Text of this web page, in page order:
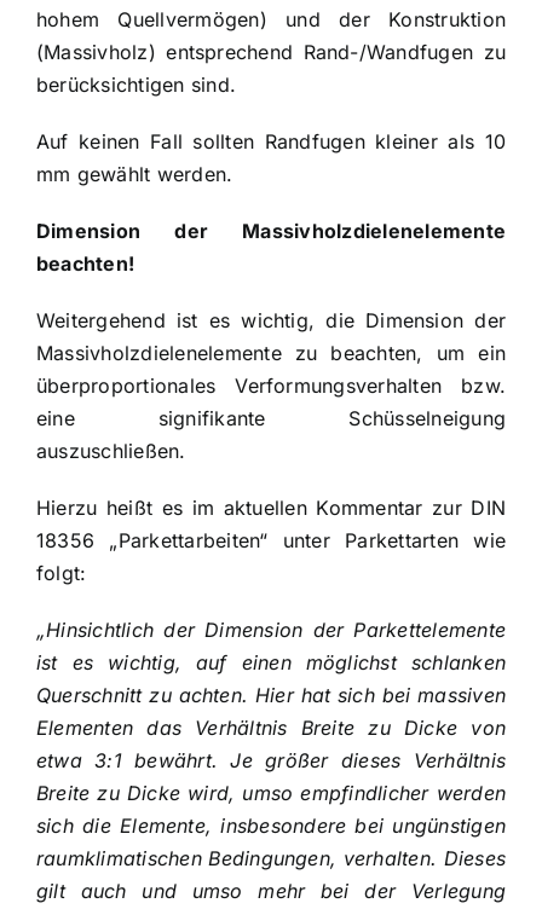
hohem Quellvermögen) und der Konstruktion
(Massivholz) entsprechend Rand-/Wandfugen zu
berücksichtigen sind.
Auf keinen Fall sollten Randfugen kleiner als 10
mm gewählt werden.
Dimension der Massivholzdielenelemente
beachten!
Weitergehend ist es wichtig, die Dimension der
Massivholzdielenelemente zu beachten, um ein
überproportionales Verformungsverhalten bzw.
eine signifikante Schüsselneigung
auszuschließen.
Hierzu heißt es im aktuellen Kommentar zur DIN
18356 „Parkettarbeiten“ unter Parkettarten wie
folgt:
„Hinsichtlich der Dimension der Parkettelemente
ist es wichtig, auf einen möglichst schlanken
Querschnitt zu achten. Hier hat sich bei massiven
Elementen das Verhältnis Breite zu Dicke von
etwa 3:1 bewährt. Je größer dieses Verhältnis
Breite zu Dicke wird, umso empfindlicher werden
sich die Elemente, insbesondere bei ungünstigen
raumklimatischen Bedingungen, verhalten. Dieses
gilt auch und umso mehr bei der Verlegung